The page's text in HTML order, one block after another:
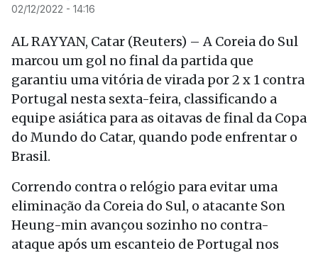
02/12/2022 - 14:16
AL RAYYAN, Catar (Reuters) – A Coreia do Sul
marcou um gol no final da partida que
garantiu uma vitória de virada por 2 x 1 contra
Portugal nesta sexta-feira, classificando a
equipe asiática para as oitavas de final da Copa
do Mundo do Catar, quando pode enfrentar o
Brasil.
Correndo contra o relógio para evitar uma
eliminação da Coreia do Sul, o atacante Son
Heung-min avançou sozinho no contra-
ataque após um escanteio de Portugal nos